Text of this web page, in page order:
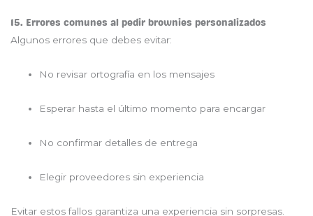
15. Errores comunes al pedir brownies personalizados
Algunos errores que debes evitar:
No revisar ortografía en los mensajes
Esperar hasta el último momento para encargar
No confirmar detalles de entrega
Elegir proveedores sin experiencia
Evitar estos fallos garantiza una experiencia sin sorpresas.